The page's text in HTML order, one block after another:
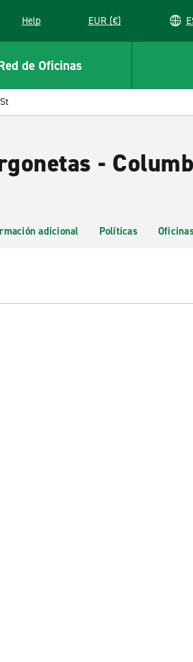
window
Help EUR (€)
de Oficinas
-
adicional Políticas